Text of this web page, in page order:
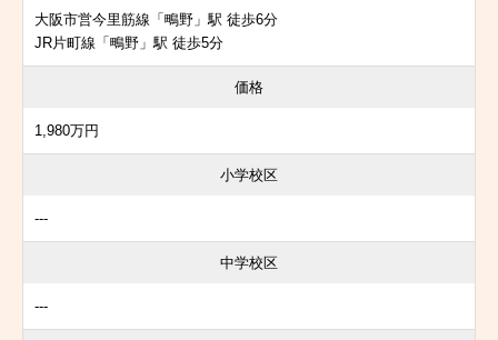
大阪市営今里筋線「鴫野」駅 徒歩6分
JR片町線「鴫野」駅 徒歩5分
価格
1,980万円
小学校区
---
中学校区
---